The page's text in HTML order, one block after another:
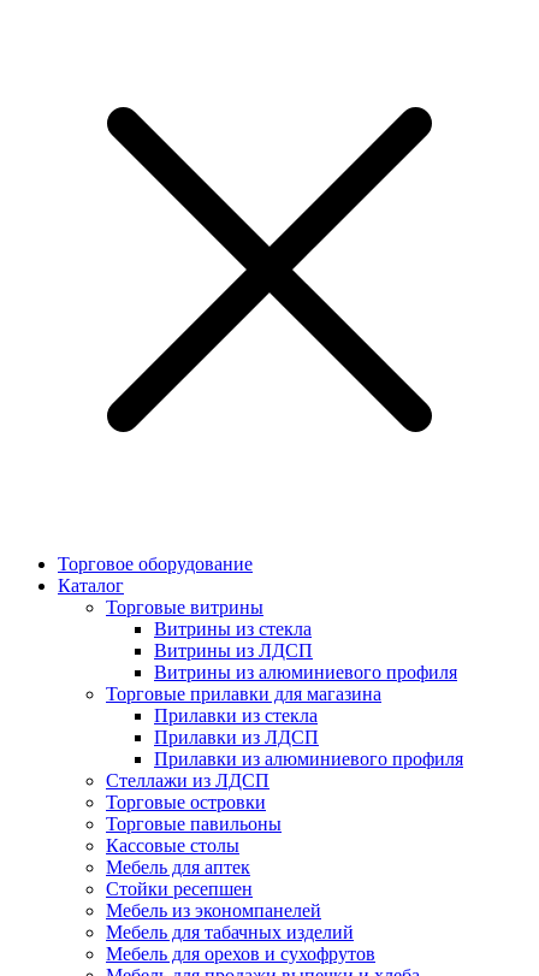
Торговое оборудование
Каталог
Торговые витрины
Витрины из cтекла
Витрины из ЛДСП
Витрины из алюминиевого профиля
Торговые прилавки для магазина
Прилавки из стекла
Прилавки из ЛДСП
Прилавки из алюминиевого профиля
Стеллажи из ЛДСП
Торговые островки
Торговые павильоны
Кассовые столы
Мебель для аптек
Стойки ресепшен
Мебель из экономпанелей
Мебель для табачных изделий
Мебель для орехов и сухофрутов